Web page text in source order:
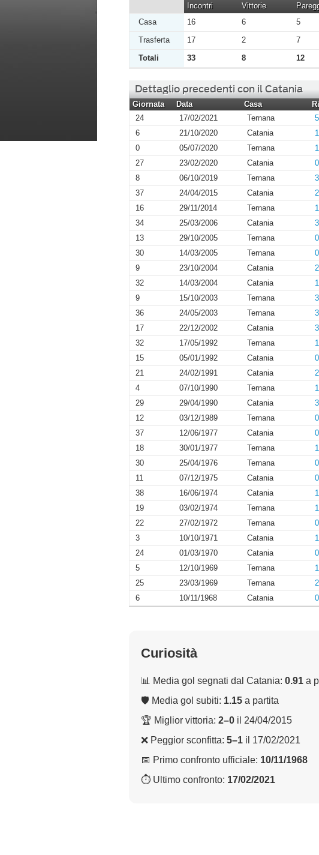
Incontri Vittorie
Casa
16 6 5
Trasferta
17 2 7
Totali
33 8 12
Dettaglio precedenti con il Catania
Giornata Data Casa
24
17/02/2021 Ternana
6
21/10/2020 Catania
0
05/07/2020 Ternana
27
23/02/2020 Catania
8
06/10/2019 Ternana
37
24/04/2015 Catania
16
29/11/2014 Ternana
34
25/03/2006 Catania
13
29/10/2005 Ternana
30
14/03/2005 Ternana
9
23/10/2004 Catania
32
14/03/2004 Catania
9
15/10/2003 Ternana
36
24/05/2003 Ternana
17
22/12/2002 Catania
32
17/05/1992 Ternana
15
05/01/1992 Catania
21
24/02/1991 Catania
4
07/10/1990 Ternana
29
29/04/1990 Catania
12
03/12/1989 Ternana
37
12/06/1977 Catania
18
30/01/1977 Ternana
30
25/04/1976 Ternana
11
07/12/1975 Catania
38
16/06/1974 Catania
19
03/02/1974 Ternana
22
27/02/1972 Ternana
3
10/10/1971 Catania
24
01/03/1970 Catania
5
12/10/1969 Ternana
25
23/03/1969 Ternana
6
10/11/1968 Catania
Curiosità
📊 Media gol segnati dal Catania: 0.91 a
🛡 Media gol subiti: 1.15 a partita
🏆 Miglior vittoria: 2–0 il 24/04/2015
❌ Peggior sconfitta: 5–1 il 17/02/2021
📅 Primo confronto ufficiale: 10/11/1968
⏱ Ultimo confronto: 17/02/2021